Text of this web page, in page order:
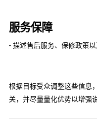
服务保障
- 描述售后服务、保修政策
根据目标受众调整这些信息
关，并尽量量化优势以增强